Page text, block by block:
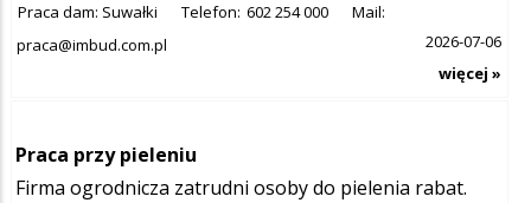
Praca dam: Suwałki Telefon: 602 254 000
Mail:
praca@imbud.com.pl
2026-07-06
więcej »
Praca przy pieleniu
Firma ogrodnicza zatrudni osoby do pielenia rabat.